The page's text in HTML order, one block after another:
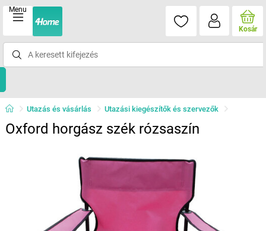
Menu
Kosár
Utazás és vásárlás Utazási kiegészítők és szervezők
Oxford horgász szék rózsaszín